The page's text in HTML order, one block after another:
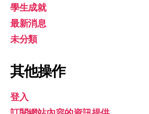
學生成就
最新消息
未分類
其他操作
登入